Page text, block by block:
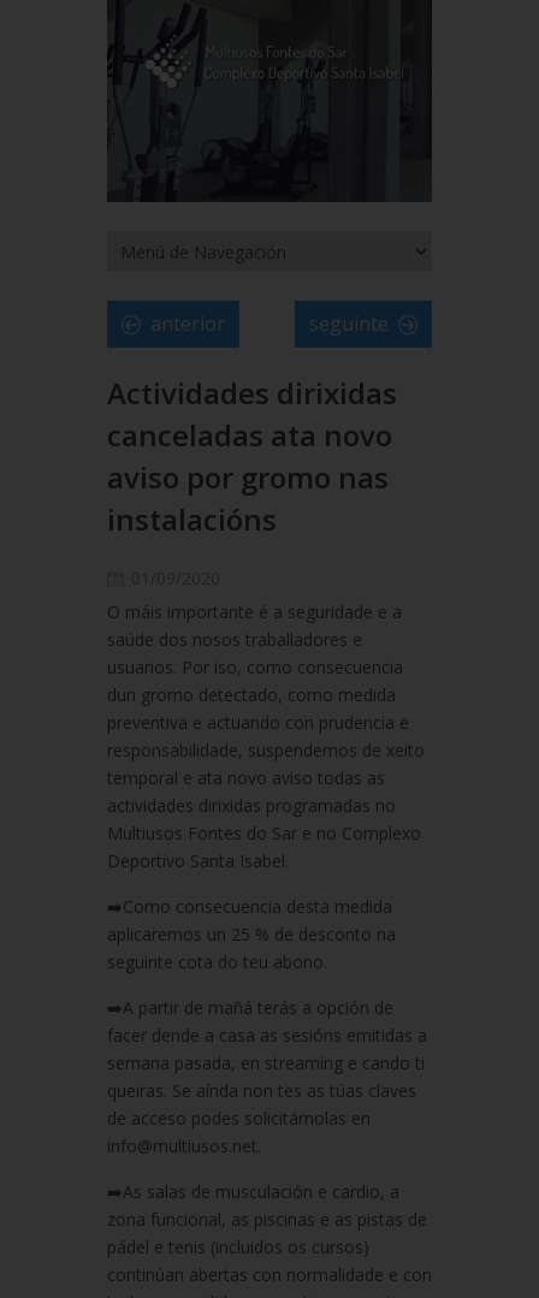
anterior seguinte
Actividades dirixidas
canceladas ata novo
aviso por gromo nas
instalacións
O máis importante é a seguridade e a
saúde dos nosos traballadores e
usuarios. Por iso, como consecuencia
dun gromo detectado, como medida
preventiva e actuando con prudencia e
responsabilidade, suspendemos de xeito
temporal e ata novo aviso todas as
actividades dirixidas programadas no
Multiusos Fontes do Sar e no Complexo
Deportivo Santa Isabel.
➡️Como consecuencia desta medida
aplicaremos un 25 % de desconto na
seguinte cota do teu abono.
➡️A partir de mañá terás a opción de
facer dende a casa as sesións emitidas a
semana pasada, en streaming e cando ti
queiras. Se aínda non tes as túas claves
de acceso podes solicitárnolas en
info@multiusos.net.
➡️As salas de musculación e cardio, a
zona funcional, as piscinas e as pistas de
pádel e tenis (incluidos os cursos)
continúan abertas con normalidade e con